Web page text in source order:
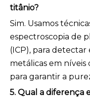
titânio?
Sim. Usamos
espectroscopia de
(ICP), para
metálicas em níveis
para garantir a
5. Qual a diferença